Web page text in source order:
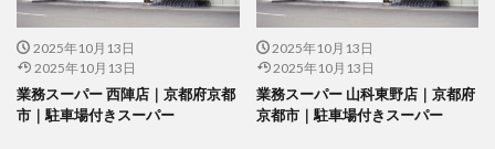
2025年10月13日
2025年10月13日
業務スーパー 西陣店｜京都府京都
市｜駐車場付きスーパー
2025年10月13日
2025年10月13日
業務スーパー 山科東野店｜京都府
京都市｜駐車場付きスーパー